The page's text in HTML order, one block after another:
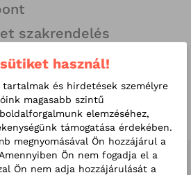
szakrendelés
használ!
és hirdetések személyre
magasabb szintű
elemzéséhez,
támogatása érdekében.
megnyomásával Ön hozzájárul a
Ön nem fogadja el a
Ön nem adja hozzájárulását a